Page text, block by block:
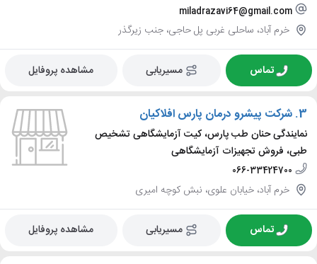
miladrazavi64@gmail.com
خرم آباد، ساحلی غربی پل حاجی، جنب زیرگذر
تماس مسیریابی مشاهده پروفایل
3. شرکت پیشرو درمان پارس افلاکیان
نمایندگی حنان طب پارس، کیت آزمایشگاهی تشخیص
طبی، فروش تجهیزات آزمایشگاهی
066-33424700
خرم آباد، خیابان علوی، نبش کوچه امیری
تماس مسیریابی مشاهده پروفایل